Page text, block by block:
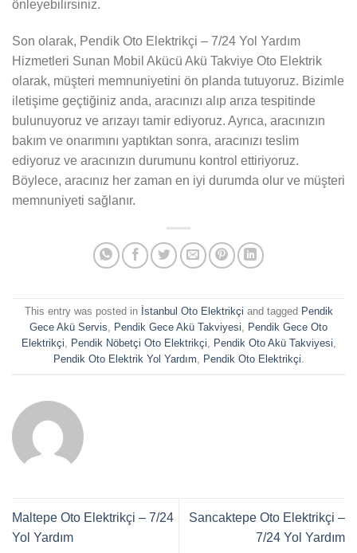
önleyebilirsiniz.
Son olarak, Pendik Oto Elektrikçi – 7/24 Yol Yardım
Hizmetleri Sunan Mobil Akücü Akü Takviye Oto Elektrik
olarak, müşteri memnuniyetini ön planda tutuyoruz. Bizimle
iletişime geçtiğiniz anda, aracınızı alıp arıza tespitinde
bulunuyoruz ve arızayı tamir ediyoruz. Ayrıca, aracınızın
bakım ve onarımını yaptıktan sonra, aracınızı teslim
ediyoruz ve aracınızın durumunu kontrol ettiriyoruz.
Böylece, aracınız her zaman en iyi durumda olur ve müşteri
memnuniyeti sağlanır.
This entry was posted in İstanbul Oto Elektrikçi and tagged Pendik
Gece Akü Servis, Pendik Gece Akü Takviyesi, Pendik Gece Oto
Elektrikçi, Pendik Nöbetçi Oto Elektrikçi, Pendik Oto Akü Takviyesi,
Pendik Oto Elektrik Yol Yardım, Pendik Oto Elektrikçi.
Maltepe Oto Elektrikçi – 7/24
Yol Yardım
Sancaktepe Oto Elektrikçi –
7/24 Yol Yardım